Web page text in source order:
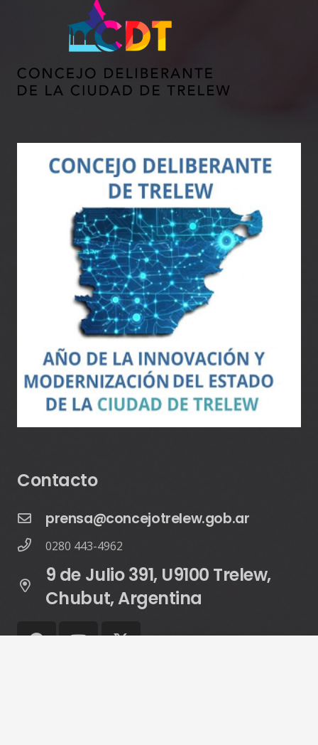
Contacto
prensa@concejotrelew.gob.ar
0280 443-4962
9 de Julio 391, U9100 Trelew,
Chubut, Argentina